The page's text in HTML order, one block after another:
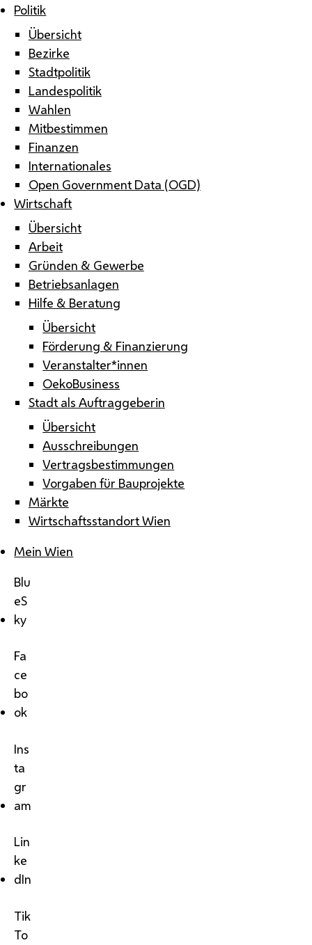
Politik
Übersicht
Bezirke
Stadtpolitik
Landespolitik
Wahlen
Mitbestimmen
Finanzen
Internationales
Open Government Data (OGD)
Wirtschaft
Übersicht
Arbeit
Gründen & Gewerbe
Betriebsanlagen
Hilfe & Beratung
Übersicht
Förderung & Finanzierung
Veranstalter*innen
OekoBusiness
Stadt als Auftraggeberin
Übersicht
Ausschreibungen
Vertragsbestimmungen
Vorgaben für Bauprojekte
Märkte
Wirtschaftsstandort Wien
Mein Wien
Blu
eS
ky
Fa
ce
bo
ok
Ins
ta
gr
am
Lin
ke
dIn
Tik
To